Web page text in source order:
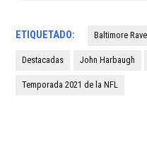
ETIQUETADO: Baltimore
Destacadas John Harbaugh
Temporada 2021 de la NFL